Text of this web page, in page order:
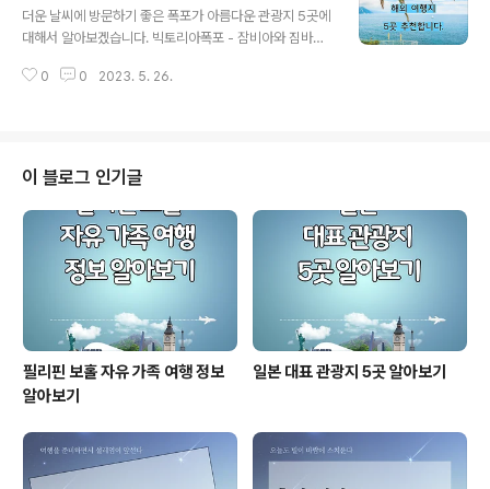
성으로 인해 온화한 해양성 기후를 경험합니다. 암스테르
담의 사계절 날씨에 대해서 알아보겠습니다. 암스테르담의
9°C~15°C(48°F~59°F)입니다. 봄은 상대적으로 건기
더운 날씨에 방문하기 좋은 폭포가 아름다운 관광지 5곳에
대해서 알아보겠습니다. 빅토리아폭포 - 잠비아와 짐바브
토리아 폭포는 남아프리카의 잠베지강에 위치한 숨 막히는
협곡으로 떨어지는 빅토리아 폭포는 그 크기와 힘으로 유
명합니다. 폭포는 잠비아와 짐바브웨 사이의 자연 경계를
형성하며, 잠비아의 Mosi-oa-Tunya 국립공원과 짐바브
웨의 빅토리아 폭포 국립공원은 이 지역의 독특한 동식물
을 보호합니다. 빅토리아 폭포의 원주민 이름은 "천둥 치는
연기"를 의미하는 Mosi-oa-T..
0 0 2023. 5. 26.
이 블로그 인기글
필리핀 보홀 자유 가족 여행 정보
알아보기
일본 대표 관광지 5곳 알아보기